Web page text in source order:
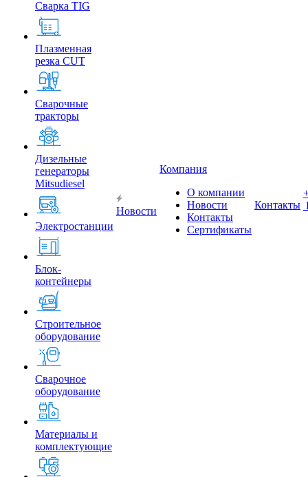
Сварка TIG
Плазменная
резка CUT
Сварочные
тракторы
Дизельные
генераторы
Mitsudiesel
Электростанции
Блок-
контейнеры
Строительное
оборудование
Сварочное
оборудование
Материалы и
комплектующие
Новости
Компания
О компании
Новости
Контакты
Сертификаты
Контакты